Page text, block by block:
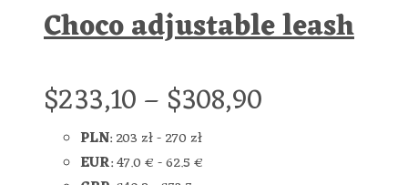
Choco adjustable leash
$233,10–$308,90
PLN:203 zł-270 zł
EUR:47.0 €-62.5 €